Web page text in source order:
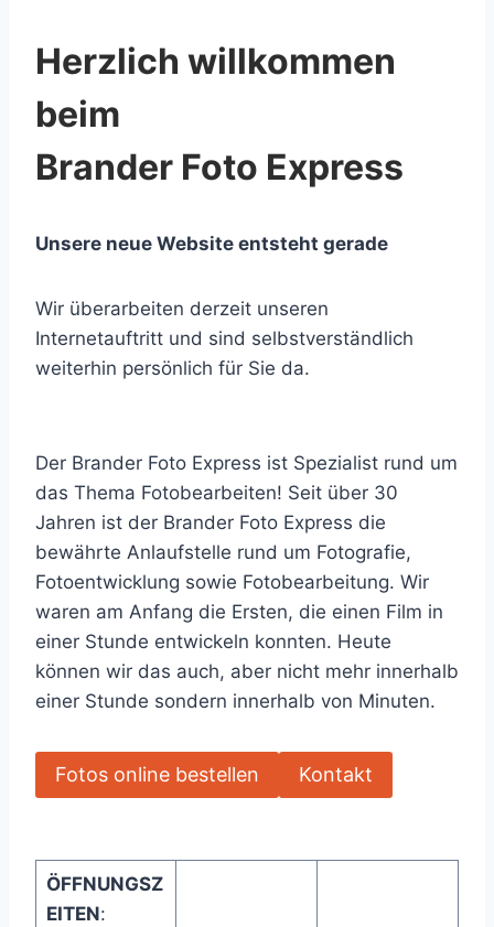
Herzlich willkommen
beim
Brander Foto Express
Unsere neue Website entsteht gerade
Wir überarbeiten derzeit unseren
Internetauftritt und sind selbstverständlich
weiterhin persönlich für Sie da.
Der Brander Foto Express ist Spezialist rund um
das Thema Fotobearbeiten! Seit über 30
Jahren ist der Brander Foto Express die
bewährte Anlaufstelle rund um Fotografie,
Fotoentwicklung sowie Fotobearbeitung. Wir
waren am Anfang die Ersten, die einen Film in
einer Stunde entwickeln konnten. Heute
können wir das auch, aber nicht mehr innerhalb
einer Stunde sondern innerhalb von Minuten.
Fotos online bestellen Kontakt
ÖFFNUNGSZ
EITEN: